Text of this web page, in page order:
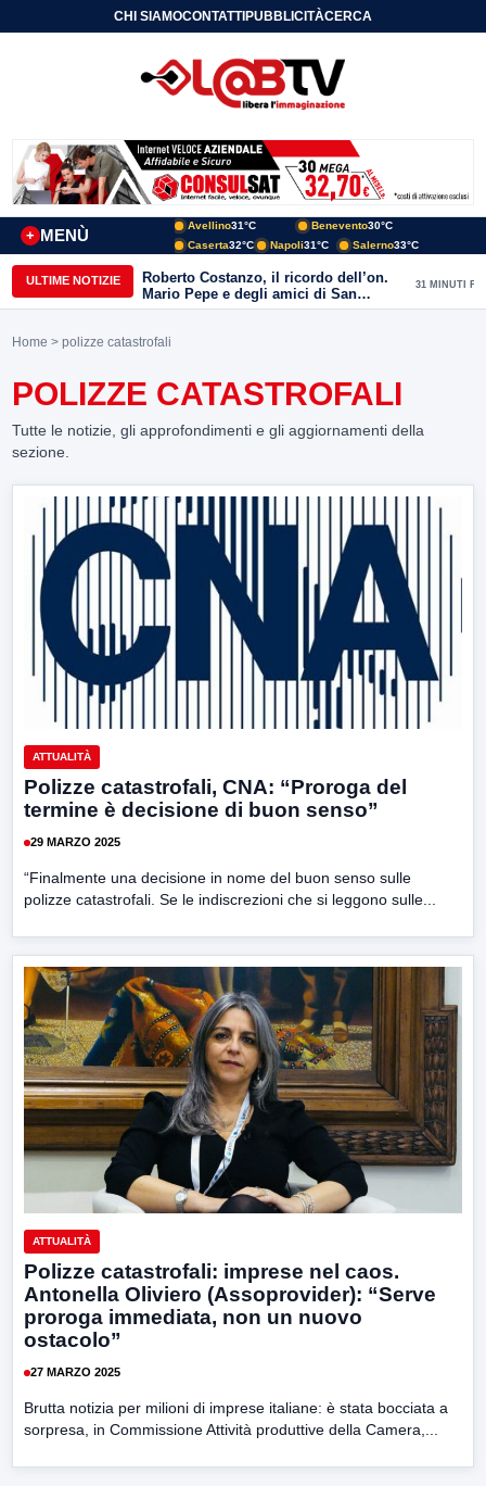
CHI SIAMOCONTATTIPUBBLICITÀCERCA
MENÙ
+
Avellino31°C Benevento30°C
Caserta32°C Napoli31°C Salerno33°C
ULTIME NOTIZIE
Roberto Costanzo, il ricordo dell’on.
Mario Pepe e degli amici di San
Giorgio del Sannio
31 MINUTI FA
Home > polizze catastrofali
POLIZZE CATASTROFALI
Tutte le notizie, gli approfondimenti e gli aggiornamenti della
sezione.
ATTUALITÀ
Polizze catastrofali, CNA: “Proroga del
termine è decisione di buon senso”
29 MARZO 2025
“Finalmente una decisione in nome del buon senso sulle
polizze catastrofali. Se le indiscrezioni che si leggono sulle...
ATTUALITÀ
Polizze catastrofali: imprese nel caos.
Antonella Oliviero (Assoprovider): “Serve
proroga immediata, non un nuovo
ostacolo”
27 MARZO 2025
Brutta notizia per milioni di imprese italiane: è stata bocciata a
sorpresa, in Commissione Attività produttive della Camera,...